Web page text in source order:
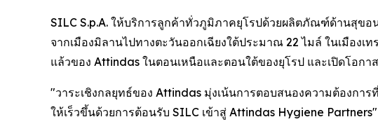
SILC S.p.A. ให้บริการลูกค้าทั่วภูมิภาคยุโรปด้วยผลิตภัณฑ์ด้านสุข
จากเมืองมิลานไปทางตะวันออกเฉียงใต้ประมาณ 22 ไมล์ ในเมือง
แล้วของ Attindas ในตอนเหนือและตอนใต้ของยุโรป และเปิดโอก
"วาระเชิงกลยุทธ์ของ Attindas มุ่งเน้นการตอบสนองความต้องกา
ให้เร็วขึ้นด้วยการต้อนรับ SILC เข้าสู่ Attindas Hygiene